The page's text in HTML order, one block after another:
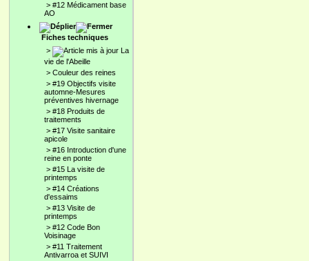
> #12 Médicament base
AO
Fiches techniques
>
La
vie de l'Abeille
> Couleur des reines
> #19 Objectifs visite
automne-Mesures
préventives hivernage
> #18 Produits de
traitements
> #17 Visite sanitaire
apicole
> #16 Introduction d'une
reine en ponte
> #15 La visite de
printemps
> #14 Créations
d'essaims
> #13 Visite de
printemps
> #12 Code Bon
Voisinage
> #11 Traitement
Antivarroa et SUIVI